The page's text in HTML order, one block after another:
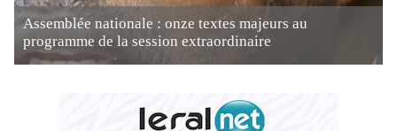
Assemblée nationale : onze textes majeurs au
programme de la session extraordinaire